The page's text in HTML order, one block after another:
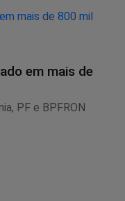
em mais de
PF e BPFRON